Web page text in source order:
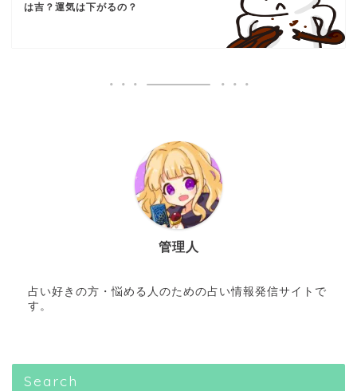
は吉？運気は下がるの？
管理人
占い好きの方・悩める人のための占い情報発信サイトで
す。
Search